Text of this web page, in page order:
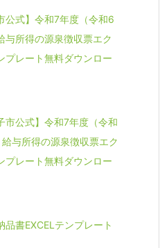
公式】令和7年度（令和6
与所得の源泉徴収票エク
プレート無料ダウンロー
市公式】令和7年度（令和
与所得の源泉徴収票エク
プレート無料ダウンロー
品書EXCELテンプレート